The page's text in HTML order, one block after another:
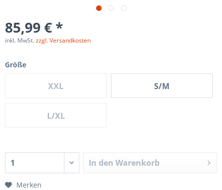
85,99 € *
inkl. MwSt.zzgl. Versandkosten
Größe
XXL S/M
L/XL
In den Warenkorb
Merken